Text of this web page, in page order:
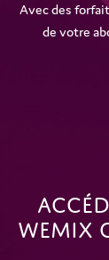
Avec des
de votre
WeMix